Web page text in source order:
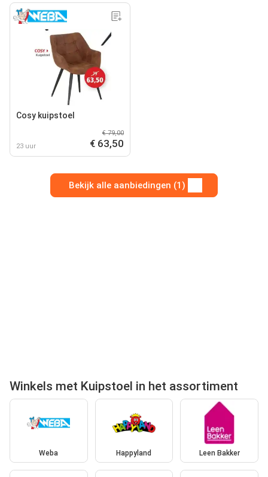
Cosy kuipstoel
23 uur
€ 79,00
€ 63,50
Bekijk alle aanbiedingen (1)
Winkels met Kuipstoel in het assortiment
Weba Happyland Leen Bakker